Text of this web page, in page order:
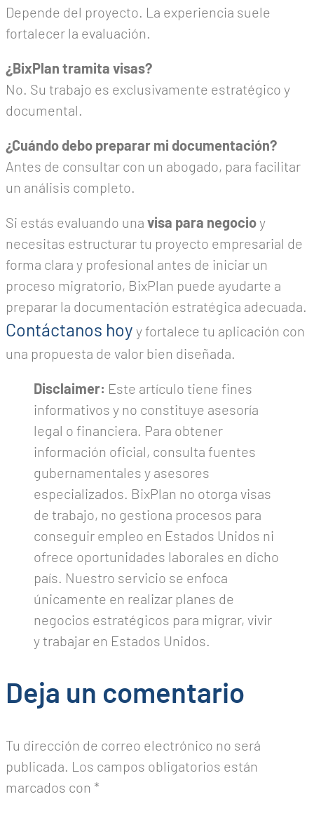
Depende del proyecto. La experiencia suele
fortalecer la evaluación.
¿BixPlan tramita visas?
No. Su trabajo es exclusivamente estratégico y
documental.
¿Cuándo debo preparar mi documentación?
Antes de consultar con un abogado, para facilitar
un análisis completo.
Si estás evaluando una visa para negocioy
necesitas estructurar tu proyecto empresarial de
forma clara y profesional antes de iniciar un
proceso migratorio, BixPlan puede ayudarte a
preparar la documentación estratégica adecuada.
Contáctanos hoy y fortalece tu aplicación con
una propuesta de valor bien diseñada.
Disclaimer: Este artículo tiene fines
informativos y no constituye asesoría
legal o financiera. Para obtener
información oficial, consulta fuentes
gubernamentales y asesores
especializados. BixPlan no otorga visas
de trabajo, no gestiona procesos para
conseguir empleo en Estados Unidos ni
ofrece oportunidades laborales en dicho
país. Nuestro servicio se enfoca
únicamente en realizar planes de
negocios estratégicos para migrar, vivir
y trabajar en Estados Unidos.
Deja un comentario
Tu dirección de correo electrónico no será
publicada. Los campos obligatorios están
marcados con *